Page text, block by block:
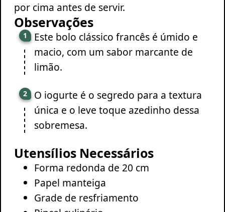
por cima antes de servir.
Observações
Este bolo clássico francês é úmido e
macio, com um sabor marcante de
limão.
O iogurte é o segredo para a textura
única e o leve toque azedinho dessa
sobremesa.
Utensílios Necessários
Forma redonda de 20 cm
Papel manteiga
Grade de resfriamento